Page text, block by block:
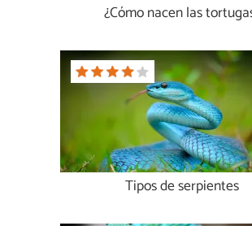
¿Cómo nacen las
Tipos de serpientes